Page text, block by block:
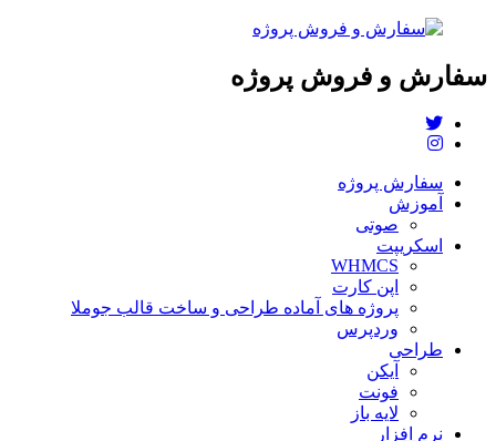
سفارش و فروش پروژه
سفارش پروژه
آموزش
صوتی
اسکریپت
WHMCS
اپن کارت
پروژه های آماده طراحی و ساخت قالب جوملا
وردپرس
طراحی
آیکن
فونت
لایه باز
نرم افزار